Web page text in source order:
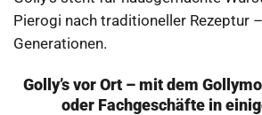
Pierogi nach traditioneller Rezeptur
Generationen.
Golly’s vor Ort – mit dem
oder Fachgeschäfte in